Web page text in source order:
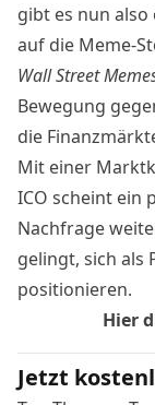
gibt es nun
auf die Meme-
Wall Street
Bewegung
die
Mit einer
ICO scheint ein
Nachfrage
gelingt, sich als
positionieren.
Hier
Jetzt